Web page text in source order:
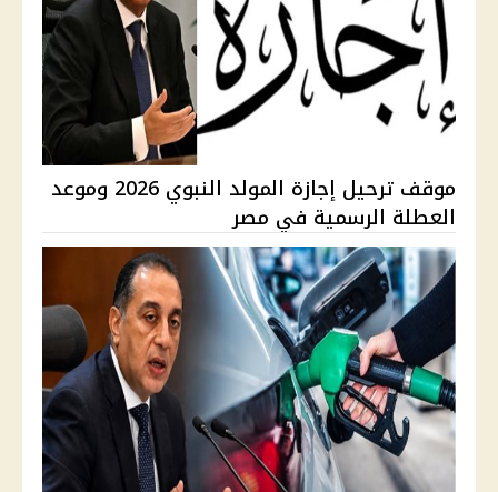
موقف ترحيل إجازة المولد النبوي 2026 وموعد
العطلة الرسمية في مصر